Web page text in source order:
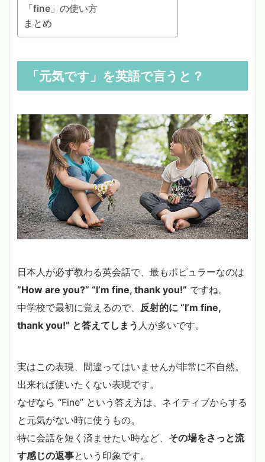
「fine」の使い方
まとめ
「元気です」を英語で言うと？
日本人が必ず教わる英会話で、最もポピュラーなのは
”How are you?” “I’m fine, thank you!” ですね。
中学校で最初に覚えるので、 反射的に “I’m fine,
thank you!” と答えてしまう 人が多いです。
実はこの表現、間違ってはいませんが非常に不自然。
出来れば使いたくない表現です。
なぜなら “Fine” という答え方は、ネイティブからする
と元気がない時に使うもの。
特に会話を短く済ませたい時など、 その場をさっと流
す感じの返事という印象です。